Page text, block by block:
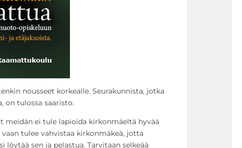
nousseet korkealle. Seurakunnista, jotka
on tulossa saaristo.
meidän ei tule lapioida kirkonmäeltä hyvää
tulee vahvistaa kirkonmäkeä, jotta
sen ja pelastua. Tarvitaan selkeää